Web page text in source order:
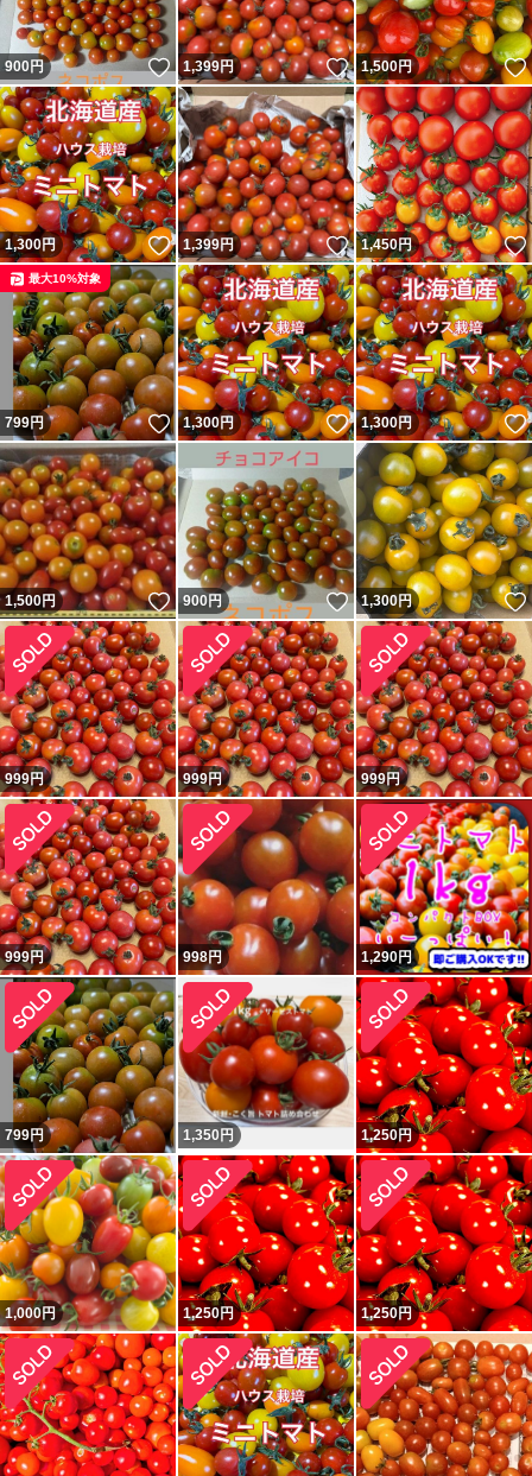
900円 いいね！
1,399円 いいね！
1,500円
1,300円 いいね！
1,399円 いいね！
1,450円
799円 いいね！
最大10%対象
1,300円 いいね！
1,300円
1,500円 いいね！
900円 いいね！
1,300円
999円 999円 999円
999円 998円 1,290円
799円 1,350 円 1,250円
1,000円 1,250円 1,250円